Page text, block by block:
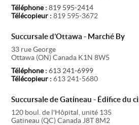
Téléphone : 819 595-2414
Télécopieur : 819 595-3672
Succursale d’Ottawa - Marché By
33 rue George
Ottawa (ON)Canada K1N 8W5
Téléphone : 613 241-6999
Télécopieur : 613 241-5680
Succursale de Gatineau - Édifice du
120 boul. de l'Hôpital, unité 135
Gatineau (QC)Canada J8T 8M2